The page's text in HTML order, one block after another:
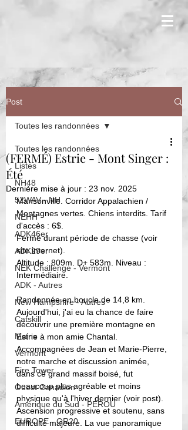
Post
Toutes les randonnées
Listes
NH48
52WAV - NH
NEHH
ADK46er
ADK29er
NEK Challenge - Vermont
ADK - Autres
New Hampshire - Autres
Catskill
Maine
Vermont
Fire Tower
Ouest Canadien
Amérique du Sud - PEROU
EUROPE - GR20
Toutes les randonnées
(FERMÉ) Estrie - Mont Singer :
Été
Dernière mise à jour : 23 nov. 2025
Mansonville. Corridor Appalachien /
Montagnes vertes. Chiens interdits. Tarif
d'accès : 6$.
Fermé durant période de chasse (voir
site internet).
Altitude : 809m. D+ 583m. Niveau :
Intermédiaire.
Randonnée en boucle de 14,8 km.
Aujourd'hui, j'ai eu la chance de faire
découvrir une première montagne en
Estrie à mon amie Chantal.
Accompagnées de Jean et Marie-Pierre,
notre marche et discussion animée,
dans ce grand massif boisé, fut
beaucoup plus agréable et moins
physique qu'à l'hiver dernier (voir post).
Ascension progressive et soutenu, sans
difficulté majeure. La vue panoramique